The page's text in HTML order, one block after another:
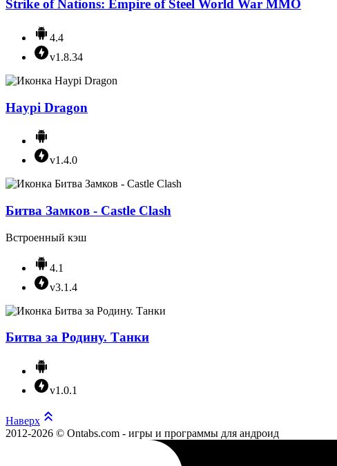
Strike of Nations: Empire of Steel World War MMO
4.4
v1.8.34
Haypi Dragon
v1.4.0
Битва Замков - Castle Clash
Встроенный кэш
4.1
v3.1.4
Битва за Родину. Танки
v1.0.1
Наверх
2012-2026 © Ontabs.com - игры и программы для андроид